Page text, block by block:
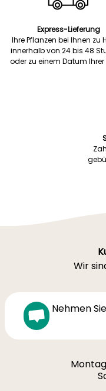
Express-Lieferung
Ihre Pflanzen bei Ihnen zu
innerhalb von 24 bis 48
oder zu einem Datum Ihrer
Wir
Nehmen